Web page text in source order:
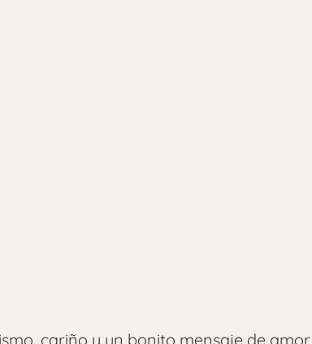
cariño y un bonito mensaje de amor.